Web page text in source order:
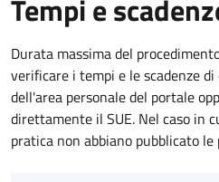
Tempi e
Durata massima del
verificare i tempi e le scadenze
dell'area personale del portale
direttamente il SUE. Nel caso in
pratica non abbiano pubblicato